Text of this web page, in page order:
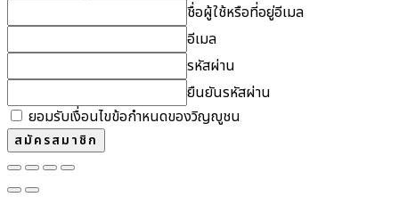
ชื่อผู้ใช้หรือที่อยู่อีเมล
อีเมล
รหัสผ่าน
ยืนยันรหัสผ่าน
ยอมรับเงื่อนไขข้อกำหนดของวิญญูชน